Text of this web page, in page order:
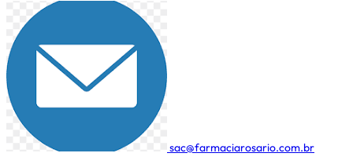
sac@farmaciarosario.com.br